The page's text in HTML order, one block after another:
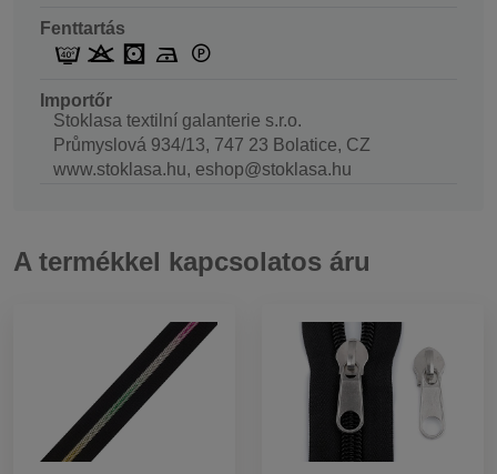
Fenttartás
Importőr
Stoklasa textilní galanterie s.r.o.
Průmyslová 934/13, 747 23 Bolatice, CZ
www.stoklasa.hu, eshop@stoklasa.hu
A termékkel kapcsolatos áru